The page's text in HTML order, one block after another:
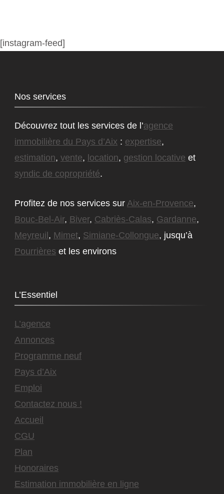
[instagram-feed]
Nos services
Découvrez tout les services de l’agence
immobilière du Pays d’Aix : expertise,
estimation, vente, location, gestion locative et
syndic de copropriété.
Profitez de nos services sur Aix-en-Provence,
Bouc-Bel-Air, Biver, Cabriès-Calas, Gardanne,
Meyreuil, Mimet, Simiane-Collongue, jusqu’à
Pourrières et les environs
L’Essentiel
L’agence
Annonces
Programme neuf
Pays d’Aix
Emploi
Contactez nous !
Accueil
CGU
Plan
Honoraires
Estimation immobilière en ligne